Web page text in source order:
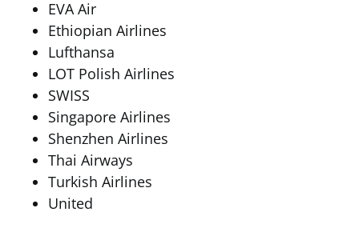
EVA Air
Ethiopian Airlines
Lufthansa
LOT Polish Airlines
SWISS
Singapore Airlines
Shenzhen Airlines
Thai Airways
Turkish Airlines
United